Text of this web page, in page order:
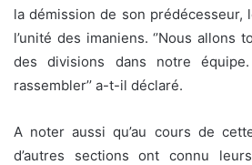
la démission de son prédécesseur,
l’unité des imaniens. ‘’Nous
des divisions dans notre
rassembler’’ a-t-il déclaré.
A noter aussi qu’au cours de
d’autres sections ont connu